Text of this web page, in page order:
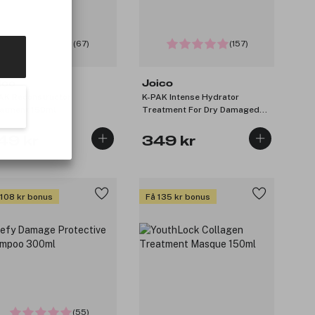
(67) (157)
Joico
K-PAK Intense Hydrator
Treatment For Dry Damaged
349 kr
kr bonus
(55)
Få 135 kr bonus